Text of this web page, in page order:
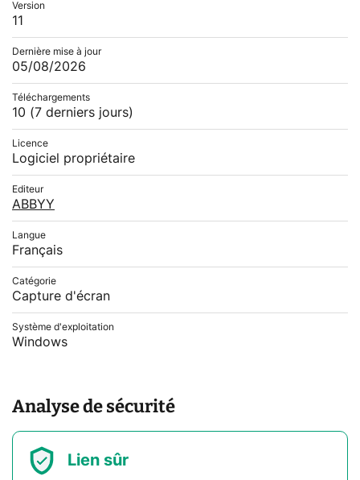
Version
11
Dernière mise à jour
05/08/2026
Téléchargements
10 (7 derniers jours)
Licence
Logiciel propriétaire
Editeur
ABBYY
Langue
Français
Catégorie
Capture d'écran
Système d'exploitation
Windows
Analyse de sécurité
Lien sûr